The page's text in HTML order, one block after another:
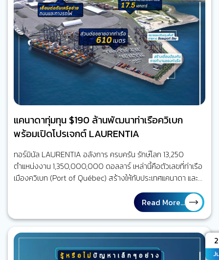
แคนาดาทุ่มทุน $190 ล้านพัฒนาท่าเรือควิเบก
พร้อมเปิดโปรเจกต์ LAURENTIA
ทอร์มินัล LAURENTIA อลังการ ครบครัน รักษ์โลก 13,250
ตำแหน่งงาน 1,350,000,000 ดอลลาร์ เหล่านี้คือตัวเลขที่ท่าเรือ
เมืองควิเบก (Port of Québec) สร้างให้กับประเทศแคนาดา และ
ตัวเลขนี้ก็อยู่ในระดับสูงสุดเท่าที่ท่าเรือแห่งนี้ทำได้แล้ว ดังนั้นเพื่อ
เพิ่มศักยภาพในการแข่งขันให้สมกับเป็นท่าเรือชั้นนำในน่านน้ำแถบนี้
จึงได้ผุดโปรเจกต์เทอร์มินัล Laurentia Laurentia คือเทอร์มินัล
น้ำลึกที่จะถูกสร้างขยายจากท่าเทียบเรือเดิมต่อไปอีก 610 เมตร
และมีความลึก 16 เมตรที่จุดน้ำลดต่ำสุด (low tide) ยังรวมถึง
การพัฒนาพื้นที่ถัดเข้ามาจากท่าเทียบเรืออีก 17.5…
Read More...